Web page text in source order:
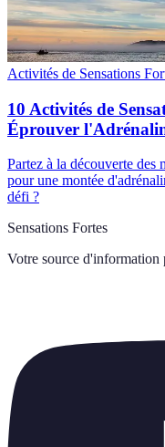
Activités de Sensations
10 Activités de
Éprouver
Partez à la découverte des
pour une montée
défi ?
Sensations Fortes
Votre source d'information